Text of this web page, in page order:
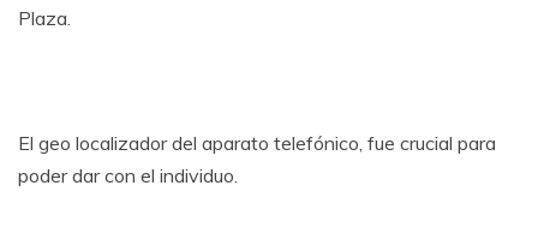
Plaza.
El geo localizador del aparato telefónico, fue crucial para
poder dar con el individuo.